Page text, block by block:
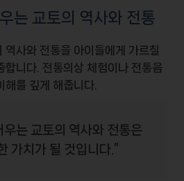
는 교토의 역사와 전통
역사와 전통을 아이들에게 가르칠
합니다. 전통의상 체험이나 전통음
해를 깊게 해줍니다.
우는 교토의 역사와 전통은
가치가 될 것입니다.”